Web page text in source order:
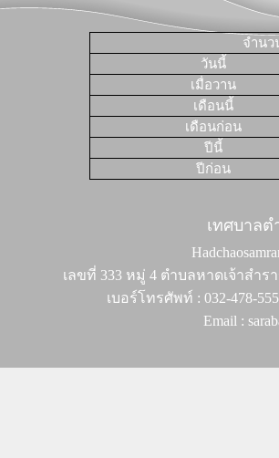
จำนว
วันนี้
เมื่อวาน
เดือนนี้
เดือนก่อน
ปีนี้
ปีก่อน
เทศบาล
เลขที่ 333 หมู่ 4 ตำบลหาดเจ้าสำร
เบอร์โทรศัพท์ : 032-478-
Email :